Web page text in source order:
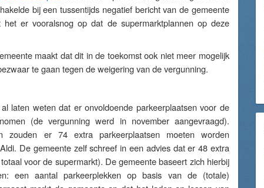
bij een tussentijds negatief bericht van de gemeente
er vooralsnog op dat de supermarktplannen op deze
maakt dat dit in de toekomst ook niet meer mogelijk
te gaan tegen de weigering van de vergunning.
laten weten dat er onvoldoende parkeerplaatsen voor de
(de vergunning werd in november aangevraagd).
zouden er 74 extra parkeerplaatsen moeten worden
De gemeente zelf schreef in een advies dat er 48 extra
voor de supermarkt). De gemeente baseert zich hierbij
een aantal parkeerplekken op basis van de (totale)